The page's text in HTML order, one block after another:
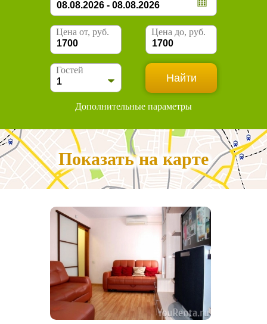
Цена от, руб. Цена до, руб.
Гостей
Дополнительные параметры
Показать на карте